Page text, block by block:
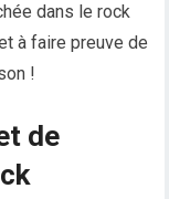
dans le rock
à faire preuve de
!
de